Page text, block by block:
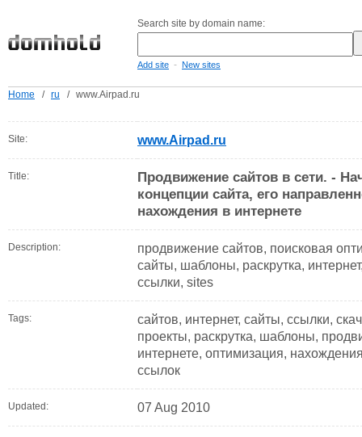
Search site by domain name:
Add site - New sites
Home / ru / www.Airpad.ru
Site: www.Airpad.ru
Title:
Продвижение сайтов в сети. -
концепции сайта, его
нахождения в интернете
Description:
продвижение сайтов, поисковая
сайты, шаблоны, раскрутка,
ссылки, sites
Tags:
сайтов, интернет, сайты, ссылки,
проекты, раскрутка, шаблоны,
интернете, оптимизация,
ссылок
Updated: 07 Aug 2010